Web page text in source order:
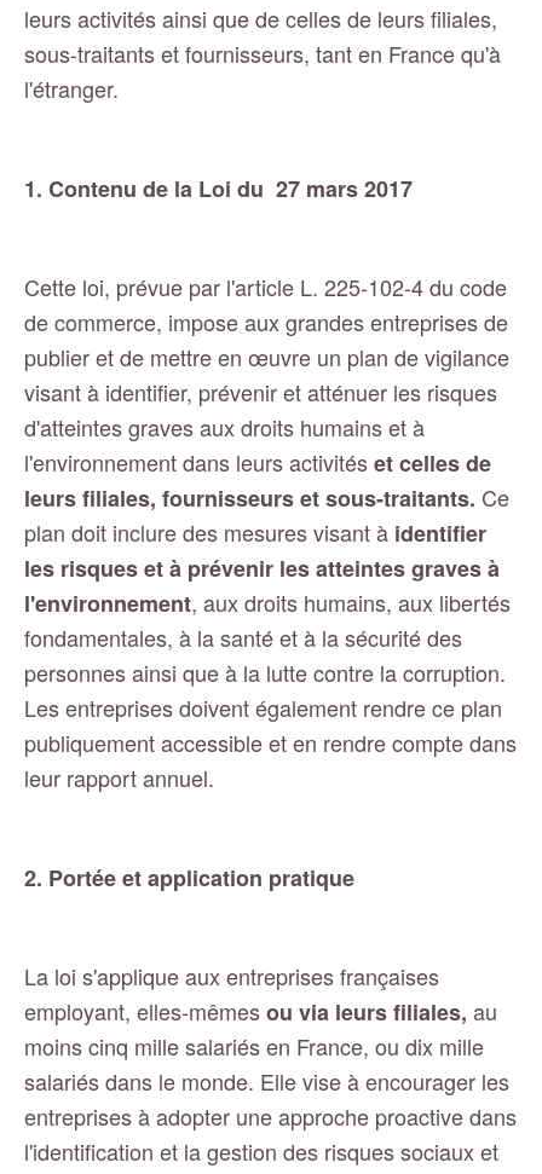
leurs activités ainsi que de celles de leurs filiales,
sous-traitants et fournisseurs, tant en France qu'à
l'étranger.
1. Contenu de la Loi du 27 mars 2017
Cette loi, prévue par l'article L. 225-102-4 du code
de commerce, impose aux grandes entreprises de
publier et de mettre en œuvre un plan de vigilance
visant à identifier, prévenir et atténuer les risques
d'atteintes graves aux droits humains et à
l'environnement dans leurs activitéset celles de
leurs filiales, fournisseurs et sous-traitants. Ce
plan doit inclure des mesures visant à identifier
les risques et à prévenir les atteintes graves à
l'environnement, aux droits humains, aux libertés
fondamentales, à la santé et à la sécurité des
personnes ainsi que à la lutte contre la corruption.
Les entreprises doivent également rendre ce plan
publiquement accessible et en rendre compte dans
leur rapport annuel.
2. Portée et application pratique
La loi s'applique aux entreprises françaises
employant, elles-mêmesou via leurs filiales, au
moins cinq mille salariés en France, ou dix mille
salariés dans le monde. Elle vise à encourager les
entreprises à adopter une approche proactive dans
l'identification et la gestion des risques sociaux et